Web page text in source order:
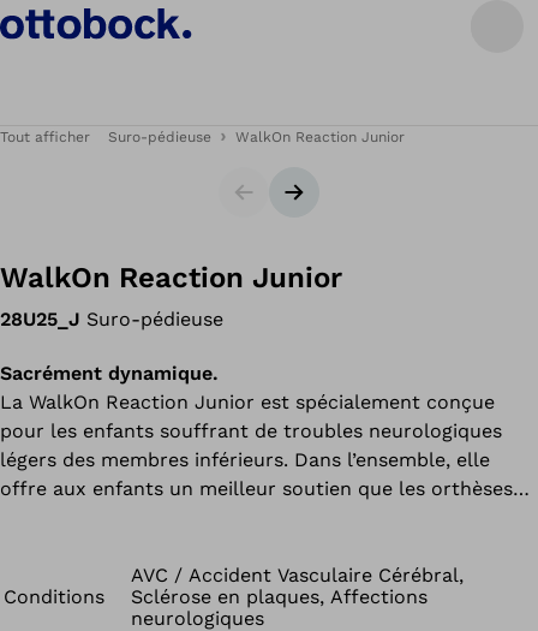
Tout afficher Suro-pédieuse WalkOn Reaction Junior
CarrouselBannière suivante
WalkOn Reaction Junior
28U25_J Suro-pédieuse
Sacrément dynamique.
La WalkOn Reaction Junior est spécialement conçue
pour les enfants souffrant de troubles neurologiques
légers des membres inférieurs. Dans l’ensemble, elle
offre aux enfants un meilleur soutien que les orthèses
mouvements s’améliorent.
Conditions
AVC / Accident Vasculaire Cérébral,
Sclérose en plaques, Affections
neurologiques